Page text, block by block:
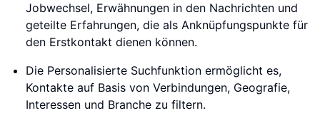
Jobwechsel, Erwähnungen in den Nachrichten und
geteilte Erfahrungen, die als Anknüpfungspunkte für
den Erstkontakt dienen können.
Die Personalisierte Suchfunktion ermöglicht es,
Kontakte auf Basis von Verbindungen, Geografie,
Interessen und Branche zu filtern.